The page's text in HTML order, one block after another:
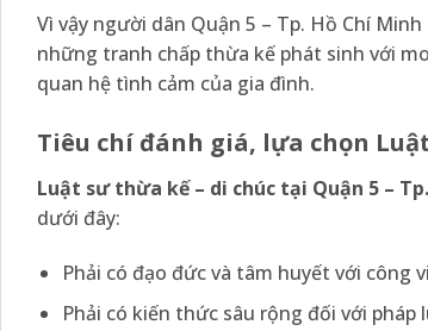
Vì vậy người dân Quận 5 – Tp. Hồ Chí
những tranh chấp thừa kế phát sinh với
quan hệ tình cảm của gia đình.
Tiêu chí đánh giá, lựa chọn
Luật sư thừa kế – di chúc tại Quận 5 –
dưới đây:
Phải có đạo đức và tâm huyết với công
Phải có kiến thức sâu rộng đối với pháp